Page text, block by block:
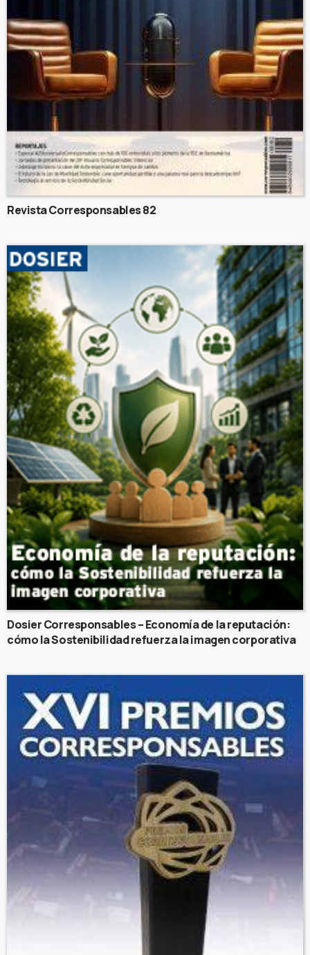
Revista Corresponsables 82
Dosier Corresponsables – Economía de la reputación:
cómo la Sostenibilidad refuerza la imagen corporativa